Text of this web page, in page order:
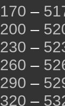
–
–
–
–
–
–